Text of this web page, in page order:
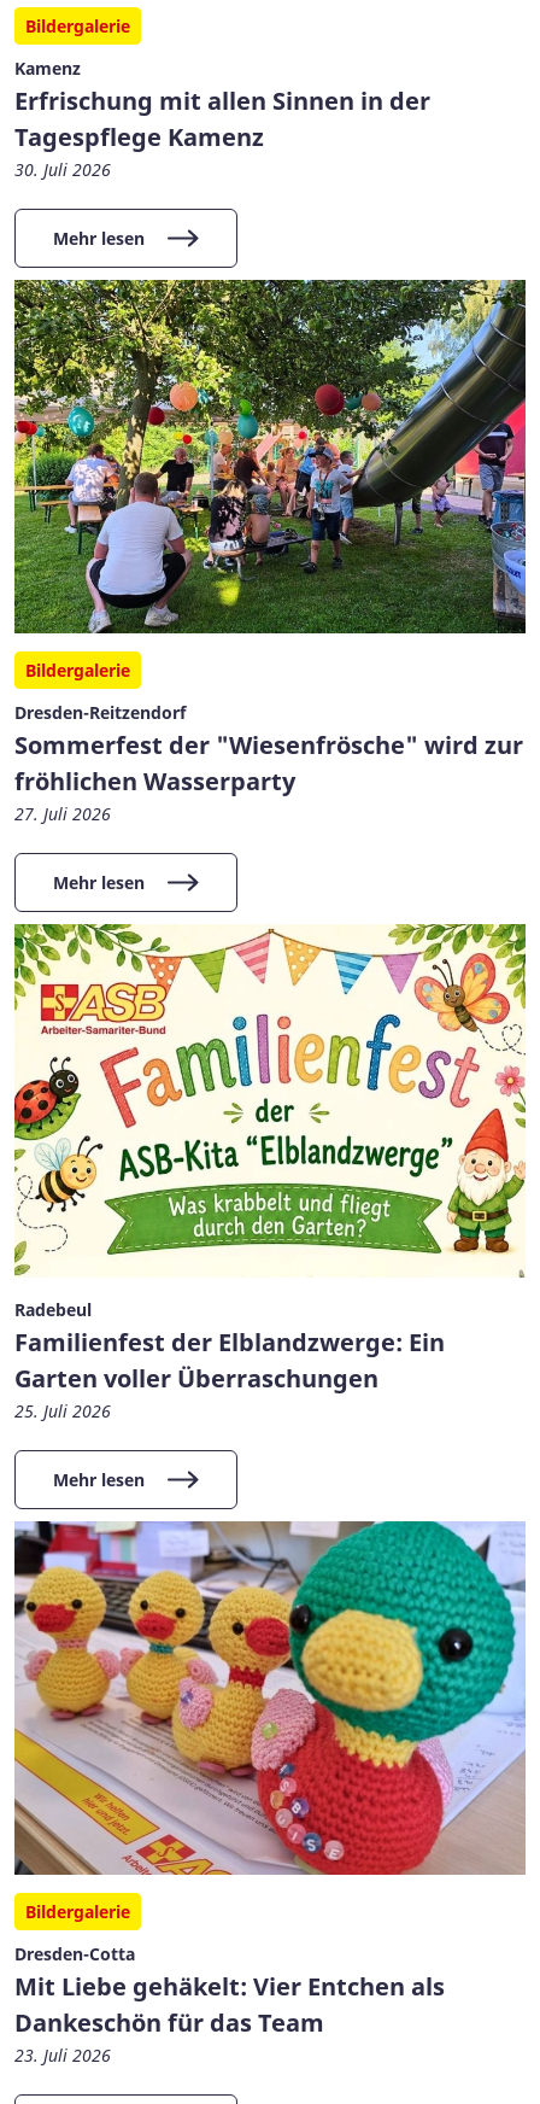
Bildergalerie
Kamenz
Erfrischung mit allen Sinnen in der
Tagespflege Kamenz
30. Juli 2026
Mehr lesen
Bildergalerie
Dresden-Reitzendorf
Sommerfest der "Wiesenfrösche" wird zur
fröhlichen Wasserparty
27. Juli 2026
Mehr lesen
Radebeul
Familienfest der Elblandzwerge: Ein
Garten voller Überraschungen
25. Juli 2026
Mehr lesen
Bildergalerie
Dresden-Cotta
Mit Liebe gehäkelt: Vier Entchen als
Dankeschön für das Team
23. Juli 2026